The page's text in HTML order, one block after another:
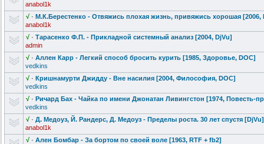
anabol1k
√ · М.К.Берестенко - Отвяжись плохая жизнь, привяжись хорошая [2006,
anabol1k
√ · Тарасенко Ф.П. - Прикладной системный анализ [2004, DjVu]
admin
√ · Аллен Карр - Легкий способ бросить курить [1985, Здоровье, DOC]
vedkins
√ · Кришнамурти Джидду - Вне насилия [2004, Философия, DOC]
vedkins
√ · Ричард Бах - Чайка по имени Джонатан Ливингстон [1974, Повесть-
vedkins
√ · Д. Медоуз, Й. Рандерс, Д. Медоуз - Пределы роста. 30 лет спустя [DjVu]
anabol1k
√ · Ален Бомбар - За бортом по своей воле [1963, RTF + fb2]